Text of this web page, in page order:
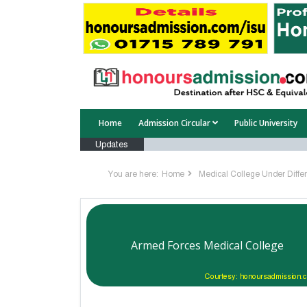
Home Admission Circular
Public University
Updates
You are here: Home Medical College Under
Armed Forces Medical College
Courtesy: